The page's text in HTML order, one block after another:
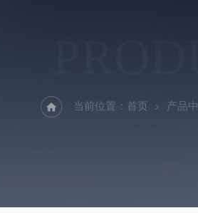
当前位置： 首页 产品